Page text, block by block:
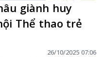
giành huy
Thể thao trẻ
26/10/2025 07:06